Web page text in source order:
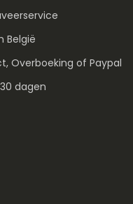
België
Overboeking of Paypal
dagen